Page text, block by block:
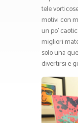
tele
motivi con
un po’
migliori
solo una
divertirsi e